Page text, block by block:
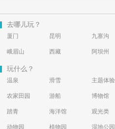
去哪儿玩？
厦门 昆明 九寨沟
峨眉山 西藏 阿坝州
玩什么？
温泉 滑雪 主题体验
农家田园 游船 博物馆
踏青 海洋馆 观光类
动物园 植物园 湿地公园